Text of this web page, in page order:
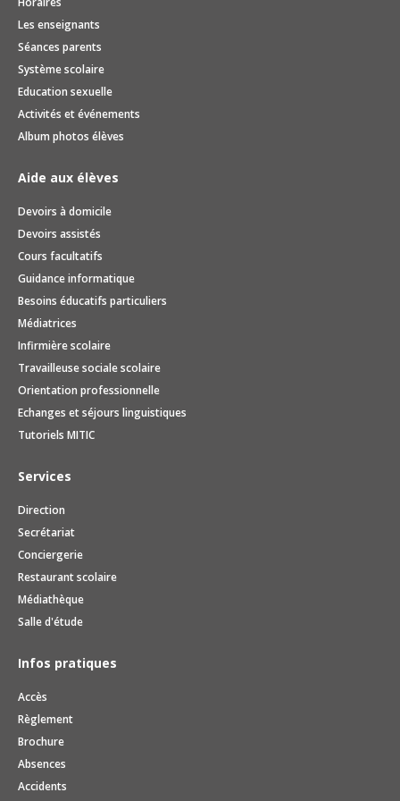
Les enseignants
Séances parents
Système scolaire
Education sexuelle
Activités et événements
Album photos élèves
Aide aux élèves
Devoirs à domicile
Devoirs assistés
Cours facultatifs
Guidance informatique
Besoins éducatifs particuliers
Médiatrices
Infirmière scolaire
Travailleuse sociale scolaire
Orientation professionnelle
Echanges et séjours linguistiques
Tutoriels MITIC
Services
Direction
Secrétariat
Conciergerie
Restaurant scolaire
Médiathèque
Salle d'étude
Infos pratiques
Accès
Règlement
Brochure
Absences
Accidents